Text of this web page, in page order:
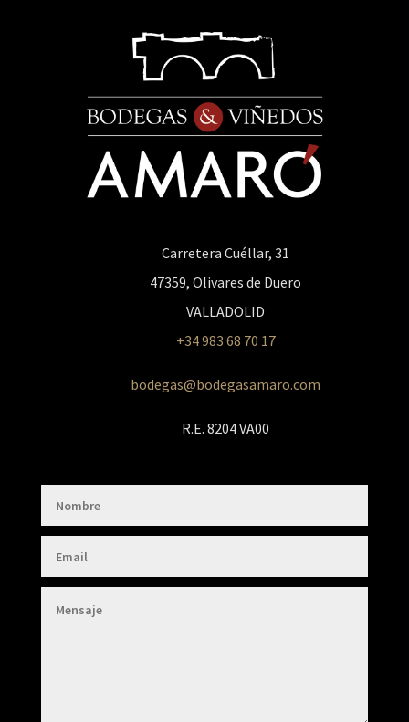
Carretera Cuéllar, 31
47359, Olivares de Duero
VALLADOLID
+34 983 68 70 17
bodegas@bodegasamaro.com
R.E. 8204 VA00